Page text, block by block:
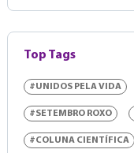
Top Tags
#UNIDOS PELA VIDA
#SETEMBRO ROXO
#COLUNA CIENTÍFICA